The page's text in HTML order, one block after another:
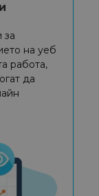
за
на уеб
работа,
да